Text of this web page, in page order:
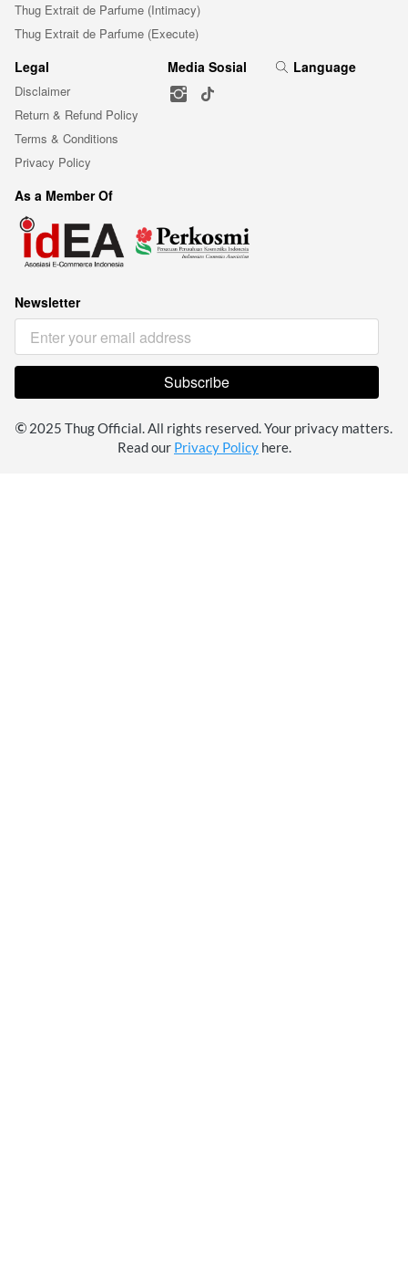
Thug Extrait de Parfume (Intimacy)
Thug Extrait de Parfume (Execute)
Legal
Disclaimer
Return & Refund Policy
Terms & Conditions
Privacy Policy
Media Sosial Language
As a Member Of
Newsletter
`
Subscribe
2025 Thug Official. All rights reserved. Your privacy matters.
Read our Privacy Policy here.